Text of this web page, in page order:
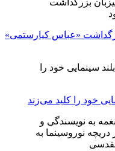
«عباس کیارستمی»
خود را کلید می‌زند